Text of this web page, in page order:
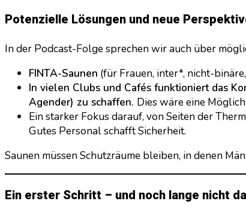
Potenzielle Lösungen und neue
In der Podcast-Folge sprechen wir auch über
FINTA-Saunen (für Frauen, inter*, nicht-
In vielen Clubs und Cafés funktioniert das
Agender) zu schaffen. Dies wäre eine
Ein starker Fokus darauf, von Seiten der
Gutes Personal schafft Sicherheit.
Saunen müssen Schutzräume bleiben, in denen
Ein erster Schritt – und noch lange nicht